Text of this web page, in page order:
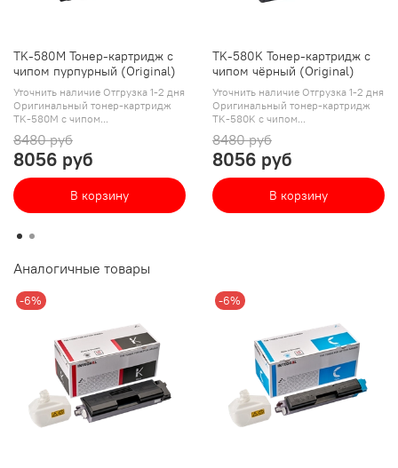
TK-580M Тонер-картридж с
чипом пурпурный (Original)
Уточнить наличие Отгрузка 1-2 дня
Оригинальный тонер-картридж
TK-580M с чипом...
8480 руб
8056 руб
В корзину
TK-580K Тонер-картридж с
чипом чёрный (Original)
Уточнить наличие Отгрузка 1-2 дня
Оригинальный тонер-картридж
TK-580K с чипом...
8480 руб
8056 руб
В корзину
Аналогичные товары
-6% -6%